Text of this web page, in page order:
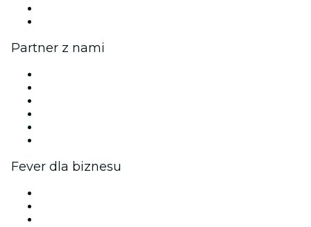
Partner z nami
Fever dla biznesu